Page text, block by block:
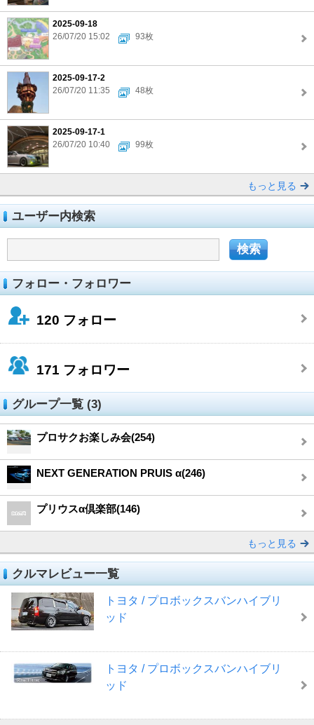
2025-09-18
26/07/20 15:02
93枚
2025-09-17-2
26/07/20 11:35
48枚
2025-09-17-1
26/07/20 10:40
99枚
もっと見る
ユーザー内検索
フォロー・フォロワー
120 フォロー
171 フォロワー
グループ一覧 (3)
プロサクお楽しみ会(254)
NEXT GENERATION PRUIS α(246)
プリウスα倶楽部(146)
もっと見る
クルマレビュー一覧
トヨタ / プロボックスバンハイブリ
ッド
トヨタ / プロボックスバンハイブリ
ッド